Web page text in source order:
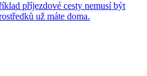
příjezdové cesty nemusí být
už máte doma.